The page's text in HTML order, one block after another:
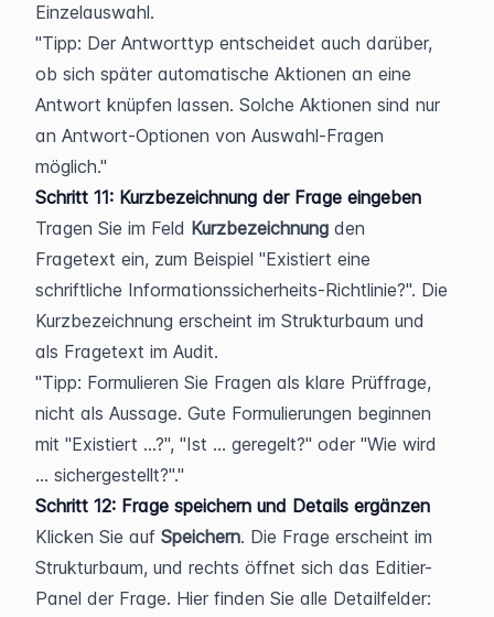
Einzelauswahl.
Tipp: Der Antworttyp entscheidet auch darüber,
ob sich später automatische Aktionen an eine
Antwort knüpfen lassen. Solche Aktionen sind nur
an Antwort-Optionen von Auswahl-Fragen
möglich.
Schritt 11: Kurzbezeichnung der Frage eingeben
Tragen Sie im Feld Kurzbezeichnung den
Fragetext ein, zum Beispiel "Existiert eine
schriftliche Informationssicherheits-Richtlinie?". Die
Kurzbezeichnung erscheint im Strukturbaum und
als Fragetext im Audit.
Tipp: Formulieren Sie Fragen als klare Prüffrage,
nicht als Aussage. Gute Formulierungen beginnen
mit "Existiert ...?", "Ist ... geregelt?" oder "Wie wird
... sichergestellt?".
Schritt 12: Frage speichern und Details ergänzen
Klicken Sie auf Speichern. Die Frage erscheint im
Strukturbaum, und rechts öffnet sich das Editier-
Panel der Frage. Hier finden Sie alle Detailfelder: